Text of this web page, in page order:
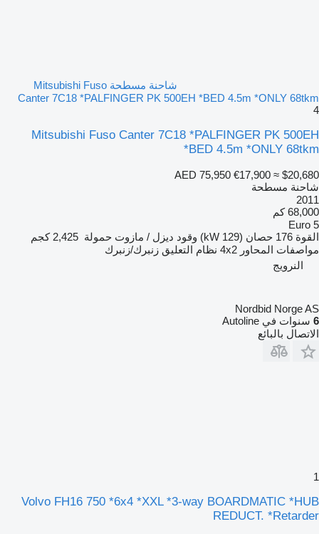
شاحنة مسطحة Mitsubishi Fuso
Canter 7C18 *PALFINGER PK 500EH *BED 4.5m *ONLY 68tkm
4
Mitsubishi Fuso Canter 7C18 *PALFINGER PK 500EH
*BED 4.5m *ONLY 68tkm
AED 75,950 €17,900 ≈ $20,680
شاحنة مسطحة
2011
68,000 كم
Euro 5
القوة 176 حصان (129 kW) وقود ديزل / مازوت حمولة 2,425 كجم
مواصفات المحاور 4x2 نظام التعليق زنبرك/زنبرك
النرويج
Nordbid Norge AS
6 سنوات في Autoline
الاتصال بالبائع
1
Volvo FH16 750 *6x4 *XXL *3-way BOARDMATIC *HUB
REDUCT. *Retarder